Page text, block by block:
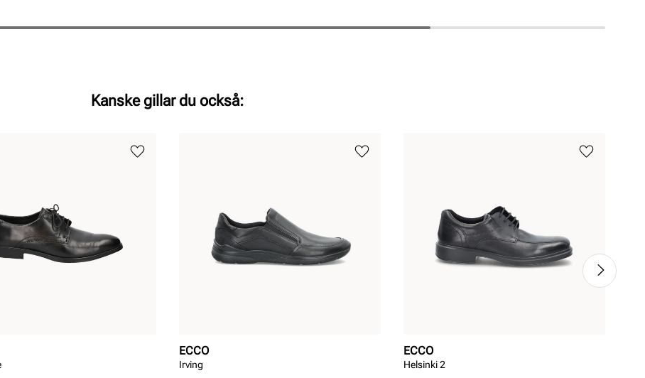
Kanske gillar du också:
ECCO
Irving
ECCO
Helsinki 2